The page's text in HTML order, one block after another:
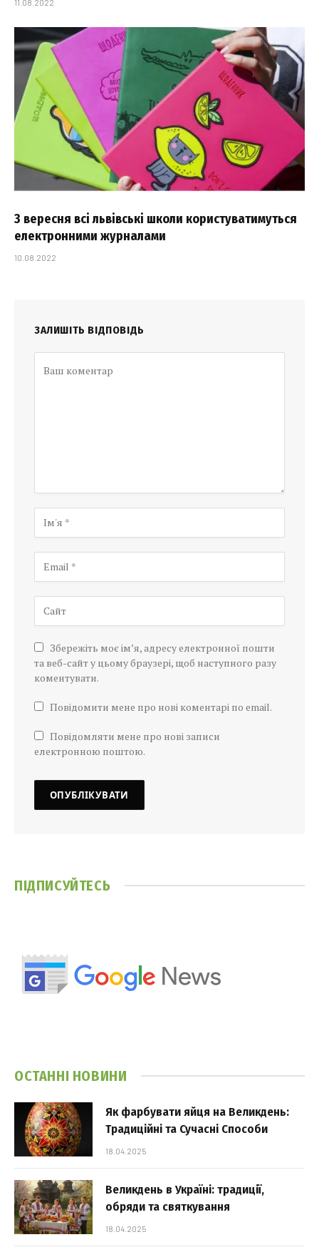
11.08.2022
З вересня всі львівські школи користуватимуться
електронними журналами
10.08.2022
ЗАЛИШІТЬ ВІДПОВІДЬ
Збережіть моє ім’я, адресу електронної пошти
та веб-сайт у цьому браузері, щоб наступного разу
коментувати.
Повідомити мене про нові коментарі по email.
Повідомляти мене про нові записи
електронною поштою.
ПІДПИСУЙТЕСЬ
ОСТАННІ НОВИНИ
Як фарбувати яйця на Великдень:
Традиційні та Сучасні Способи
18.04.2025
Великдень в Україні: традиції,
обряди та святкування
18.04.2025